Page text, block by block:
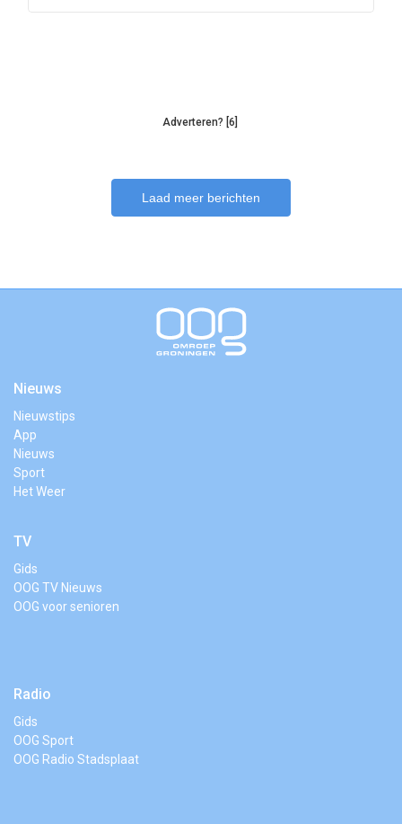
Adverteren? [6]
Laad meer berichten
Nieuws
Nieuwstips
App
Nieuws
Sport
Het Weer
TV
Gids
OOG TV Nieuws
OOG voor senioren
Radio
Gids
OOG Sport
OOG Radio Stadsplaat